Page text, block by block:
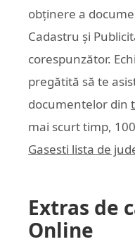
obținere a
Cadastru și
corespunzător.
pregătită să te
documentelor din
mai scurt timp,
Gasesti lista de
Extras de
Online